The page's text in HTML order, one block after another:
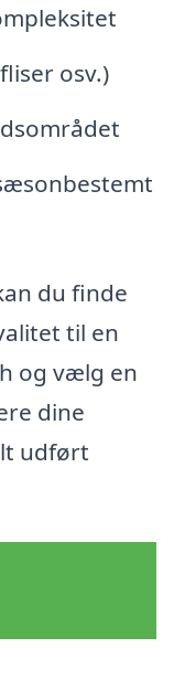
osv.)
du finde
til en
og vælg en
dine
udført